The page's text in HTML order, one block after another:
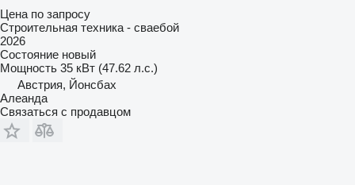
Цена по запросу
Строительная техника - сваебой
2026
Состояние новый
Мощность 35 кВт (47.62 л.с.)
Австрия, Йонсбах
Алеанда
Связаться с продавцом